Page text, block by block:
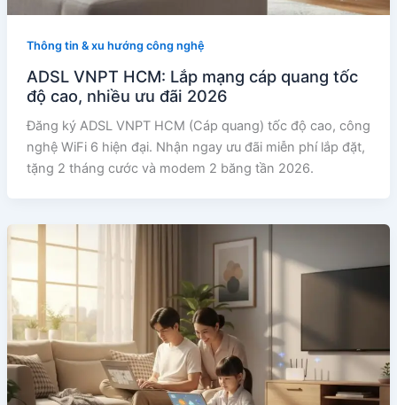
Thông tin & xu hướng công nghệ
ADSL VNPT HCM: Lắp mạng cáp quang tốc
độ cao, nhiều ưu đãi 2026
Đăng ký ADSL VNPT HCM (Cáp quang) tốc độ cao, công
nghệ WiFi 6 hiện đại. Nhận ngay ưu đãi miễn phí lắp đặt,
tặng 2 tháng cước và modem 2 băng tần 2026.